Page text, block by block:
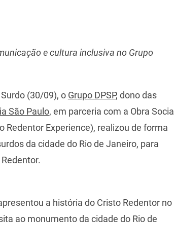
e cultura inclusiva no Grupo
(30/09), o Grupo DPSP, dono das
São Paulo, em parceria com a Obra Social
Redentor Experience), realizou de forma
da cidade do Rio de Janeiro, para
a história do Cristo Redentor no
ao monumento da cidade do Rio de